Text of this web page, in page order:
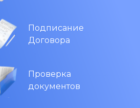
Подписание
Договора
Проверка
документов